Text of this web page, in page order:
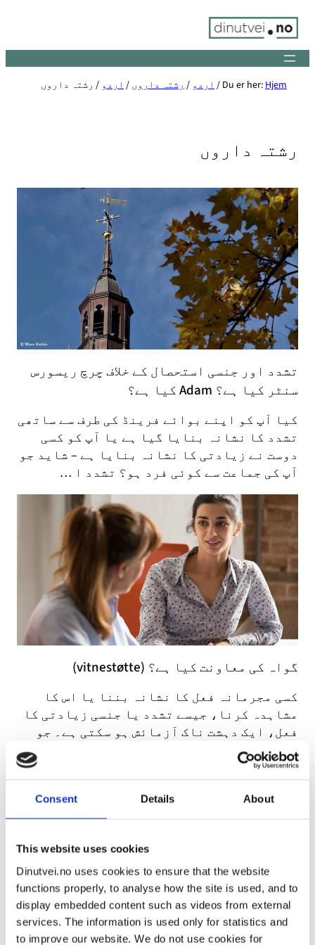
Consent Details About
This website uses cookies
Dinutvei.no uses cookies to ensure that the website
functions properly, to analyse how the site is used, and to
display embedded content such as videos from external
services. The information is used only for statistics and
to improve our website. We do not use cookies for
Skip
content
Du er her:Hjem
/اردو /رشتہ داروں /اردو / رشتہ داروں
رشتہ داروں
تشدد اور جنسی استحصال کے خلاف چرچ ریسورس
سنٹر کیا ہے؟ Adam کیا ہے؟
کیا آپ کو اپنے بوائے فرینڈ کی طرف سے ساتھی
تشدد کا نشانہ بنایا گیا ہے یا آپ کو کسی
دوست نے زیادتی کا نشانہ بنایا ہے – شاید جو
آپ کی جماعت سے کوئی فرد ہو؟ تشدد ا …
گواہ کی معاونت کیا ہے؟ (vitnestøtte)
کسی مجرمانہ فعل کا نشانہ بننا یا اس کا
مشاہدہ کرنا، جیسے تشدد یا جنسی زیادتی کا
فعل، ایک دہشت ناک آزمائش ہو سکتی ہے۔ جو
کچھ ہوا ہے اگر آپ کو بعد میں اس کی شہادت …
جرائم کے متاثرین کیلئے سپورٹ سنٹر کیا